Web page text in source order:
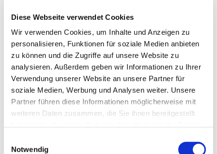
Diese Webseite verwendet Cookies
Wir verwenden Cookies, um Inhalte und Anzeigen zu
personalisieren, Funktionen für soziale Medien anbieten
zu können und die Zugriffe auf unsere Website zu
analysieren. Außerdem geben wir Informationen zu Ihrer
Verwendung unserer Website an unsere Partner für
soziale Medien, Werbung und Analysen weiter. Unsere
Partner führen diese Informationen möglicherweise mit
weiteren Daten zusammen, die Sie ihnen bereitgestellt
Notwendig